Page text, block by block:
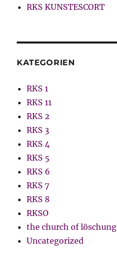
RKS KUNSTESCORT
KATEGORIEN
RKS 1
RKS 11
RKS 2
RKS 3
RKS 4
RKS 5
RKS 6
RKS 7
RKS 8
RKSO
the church of löschung
Uncategorized